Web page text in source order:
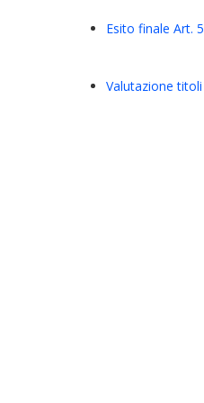
Esito finale Art. 5
Valutazione titoli